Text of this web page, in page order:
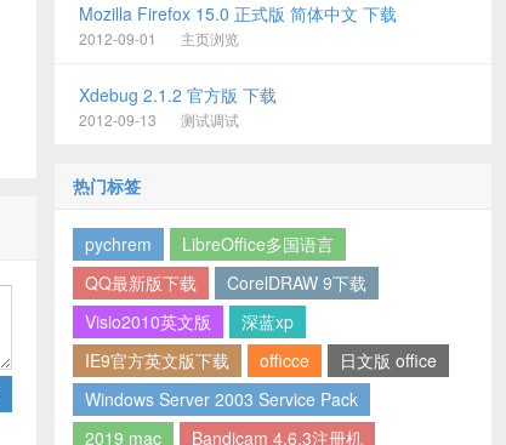
Mozilla Firefox 15.0 正式版 简体中文 下载
2012-09-01 主页浏览
Xdebug 2.1.2 官方版 下载
2012-09-13 测试调试
热门标签
pychrem
LibreOffice多国语言
QQ最新版下载
CorelDRAW 9下载
Visio2010英文版
深蓝xp
IE9官方英文版下载
officce
日文版 office
Windows Server 2003 Service Pack
2019 mac
Bandicam 4.6.3注册机